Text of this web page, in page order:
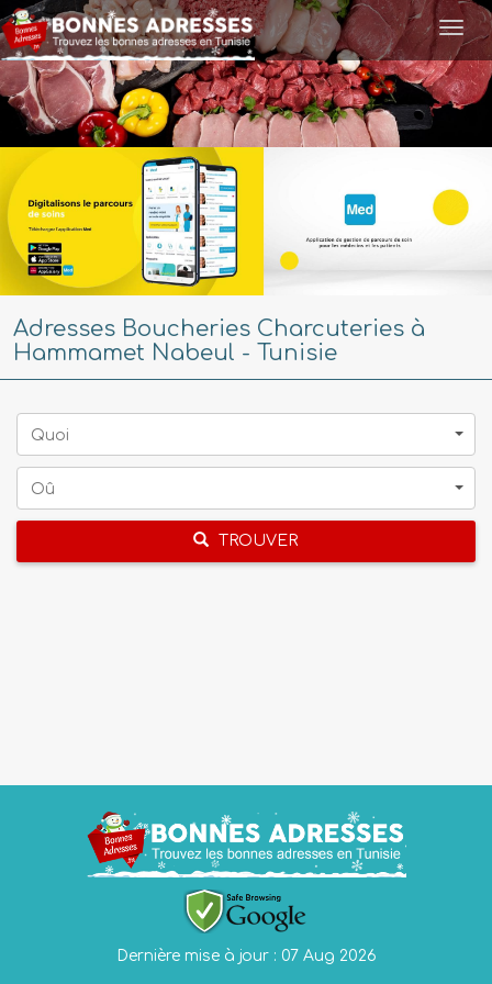
Adresses Boucheries Charcuteries à
Hammamet Nabeul - Tunisie
Quoi
Oû
TROUVER
Dernière mise à jour : 07 Aug 2026